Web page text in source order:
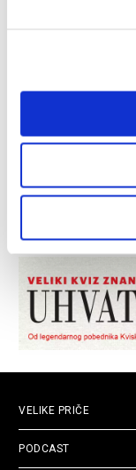
VELIKE PRIČE
PODCAST